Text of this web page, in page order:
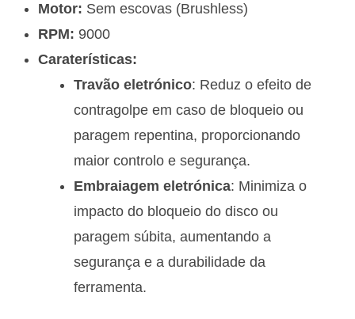
Motor: Sem escovas (Brushless)
RPM: 9000
Caraterísticas:
Travão eletrónico: Reduz o efeito de
contragolpe em caso de bloqueio ou
paragem repentina, proporcionando
maior controlo e segurança.
Embraiagem eletrónica: Minimiza o
impacto do bloqueio do disco ou
paragem súbita, aumentando a
segurança e a durabilidade da
ferramenta.